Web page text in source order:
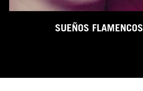
SUEÑOS FLAMENCOS